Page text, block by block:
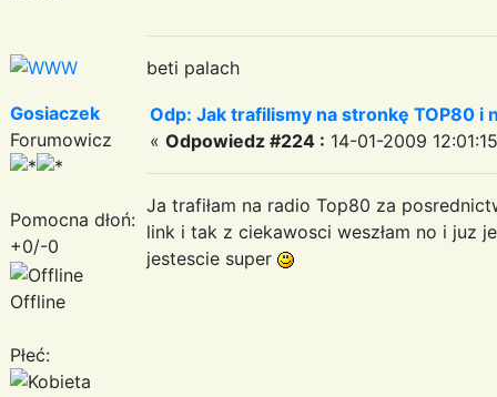
beti palach
Gosiaczek
Forumowicz
Pomocna dłoń:
+0/-0
Offline
Płeć:
Odp: Jak trafilismy na stronkę TOP80 i
« Odpowiedz #224 : 14-01-2009
Ja trafiłam na radio Top80 za
link i tak z ciekawosci weszłam no i juz
jestescie super